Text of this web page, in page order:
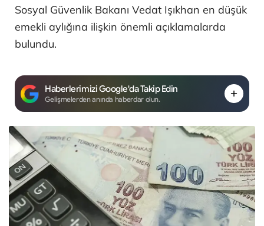
Sosyal Güvenlik Bakanı Vedat Işıkhan en düşük
emekli aylığına ilişkin önemli açıklamalarda
bulundu.
Haberlerimizi Google'da Takip Edin
Gelişmelerden anında haberdar olun.